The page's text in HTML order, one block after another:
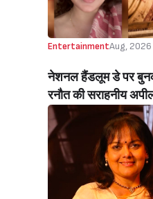
Son River)
EntertainmentAug, 2026
नेशनल हैंडलूम डे पर
रनौत की सराहनीय
Ranaut’s
Regarding
Handloom Day)